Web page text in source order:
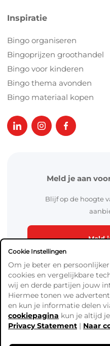
Inspiratie
Bingo organiseren
Bingoprijzen groothandel
Bingo voor kinderen
Bingo thema avonden
Bingo materiaal kopen
Meld je aan
Blijf op de hoogte
Meld
Algemene Voorwaarden
Verzend- en betaalinformatie
Cookie Instellingen
Om je beter en
cookies en vergelijkbare
wij en derde partijen jouw
Hiermee tonen we
en kun je informatie delen
cookiepagina kun je altijd
Privacy Statement | Naar